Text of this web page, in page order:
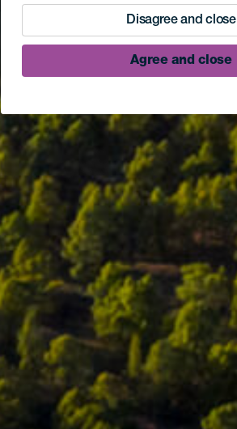
Disagree and close
Agree and close